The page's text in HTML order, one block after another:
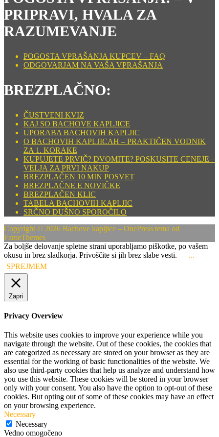
PRIPRAVI, HVALA ZA
RAZUMEVANJE
POGOSTA VPRAŠANJA KUPCEV – FAQ
ODGOVARJAM NA VAŠA VPRAŠANJA
BREZPLAČNO:
ČUSTVENI KVIZ
KAJ SO BACHOVE KAPLJICE
UPORABA BACHOVIH KAPLJIC
O BACHOVIH KAPLJICAH – PRAKTIČEN VODNIK
ZA 1. KORAKE
KUPUJETE PRVIČ? DVOMITE? POSKUSITE CENEJE –
VELJA ZA PRVI NAKUP
BREZPLAČEN 10 MIN POSVET
BREZPLAČNE E NOVIČKE
BREZPLAČEN KLIC
TABELA BACHOVIH KAPLJIC
SRČNO DUŠNO SPOROČILO
Copyright © 2026 Bachove kapljice – OnePress tema od
FameThemes
Za boljše delovanje spletne strani uporabljamo piškotke, po vašem
okusu in brez sladkorja. Privoščite si jih brez slabe vesti.
...
SPREJMEM
Zapri
Privacy Overview
This website uses cookies to improve your experience while you
navigate through the website. Out of these cookies, the cookies that
are categorized as necessary are stored on your browser as they are
essential for the working of basic functionalities of the website. We
also use third-party cookies that help us analyze and understand how
you use this website. These cookies will be stored in your browser
only with your consent. You also have the option to opt-out of these
cookies. But opting out of some of these cookies may have an effect
on your browsing experience.
Necessary
Necessary
Vedno omogočeno